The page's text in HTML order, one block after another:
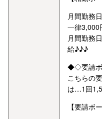
月間勤務
一律
月間勤務
給♪♪♪
◆◇要請
こちらの
は…1回
【要請ボ